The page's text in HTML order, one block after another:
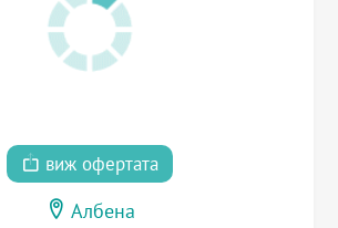
виж офертата
Албена